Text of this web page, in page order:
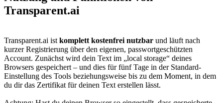
Transparent.ai
Transparent.ai ist komplett kostenfrei nutzbar und läuft nach
kurzer Registrierung über den eigenen, passwortgeschützten
Account. Zunächst wird dein Text im „local storage“ deines
Browsers gespeichert – und dies für fünf Tage in der Standard-
Einstellung des Tools beziehungsweise bis zu dem Moment, in dem
du dir das Zertifikat für deinen Text erstellen lässt.